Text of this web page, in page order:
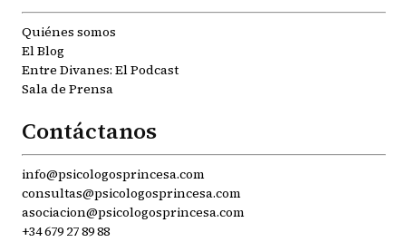
Quiénes somos
El Blog
Entre Divanes: El Podcast
Sala de Prensa
Contáctanos
info@psicologosprincesa.com
consultas@psicologosprincesa.com
asociacion@psicologosprincesa.com
+34 679 27 89 88